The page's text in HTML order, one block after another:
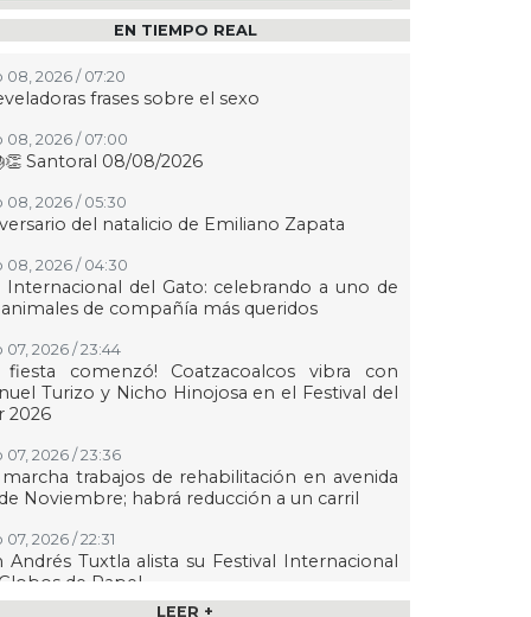
EN TIEMPO REAL
08, 2026 / 07:20
frases sobre el sexo
08, 2026 / 07:00
Santoral 08/08/2026
08, 2026 / 05:30
del natalicio de Emiliano Zapata
08, 2026 / 04:30
Internacional del Gato: celebrando a uno de
animales de compañía más queridos
07, 2026 / 23:44
fiesta comenzó! Coatzacoalcos vibra con
Turizo y Nicho Hinojosa en el Festival del
2026
07, 2026 / 23:36
trabajos de rehabilitación en avenida
Noviembre; habrá reducción a un carril
2026 / 22:31
Andrés Tuxtla alista su Festival Internacional
de Papel
LEER +